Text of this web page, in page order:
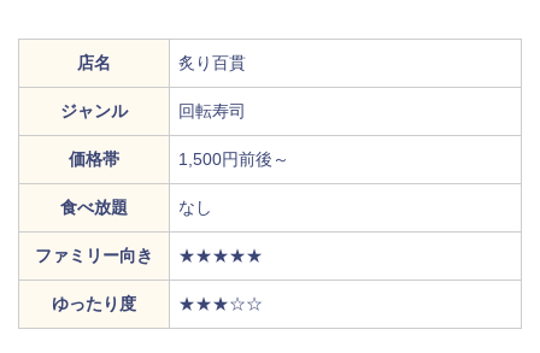
店名 炙り百貫
ジャンル 回転寿司
価格帯 1,500円前後～
食べ放題 なし
ファミリー向き ★★★★★
ゆったり度 ★★★☆☆